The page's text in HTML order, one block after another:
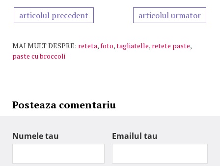
articolul precedent articolul urmator
MAI MULT DESPRE: reteta,foto,tagliatelle, retete paste,
paste cu broccoli
Posteaza comentariu
Numele tau Emailul tau